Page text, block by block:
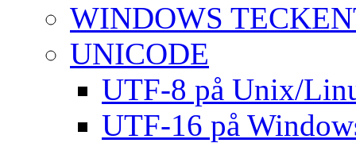
WINDOWS
UNICODE
UTF-8 på Unix/
UTF-16 på